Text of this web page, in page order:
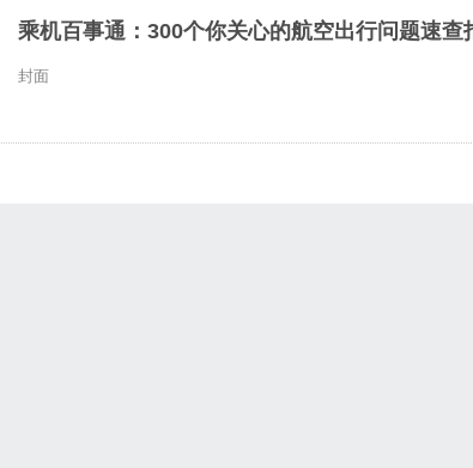
乘机百事通：300个你关心的航空出行问题速查
封面